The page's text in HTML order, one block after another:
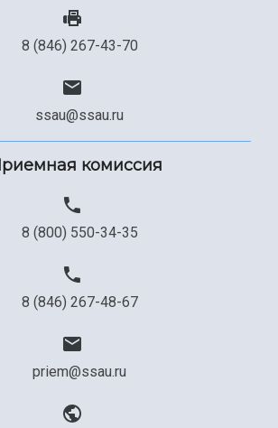
8 (846) 267-43-70
ssau@ssau.ru
комиссия
8 (800) 550-34-35
8 (846) 267-48-67
priem@ssau.ru